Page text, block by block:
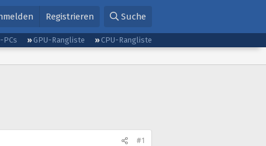
Registrieren Suche
PCs GPU-Rangliste
CPU-Rangliste
#1